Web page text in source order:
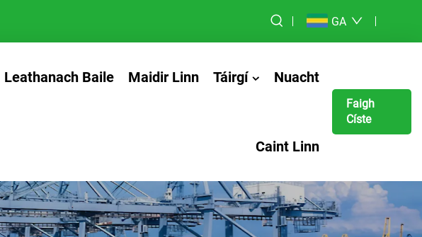
GA
Leathanach Baile Maidir Linn Táirgí Nuacht
Caint Linn
Faigh
Císte